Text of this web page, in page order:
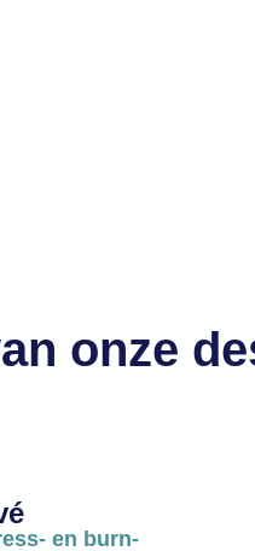
onze
en burn-